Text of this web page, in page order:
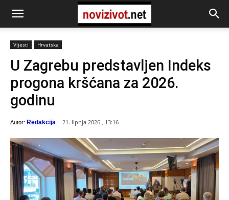
Vijesti Hrvatska
U Zagrebu predstavljen Indeks
progona kršćana za 2026.
godinu
Autor: Redakcija 21. lipnja 2026., 13:16